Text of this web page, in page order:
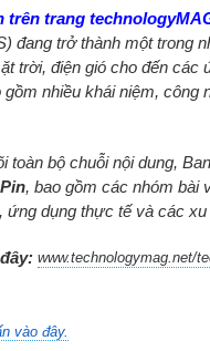
trên trang
đang trở thành một trong
trời, điện gió cho đến các
nhiều khái niệm, công
bộ chuỗi nội dung,
, bao gồm các nhóm bài
dụng thực tế và các
www.technologymag.net/
vào đây.